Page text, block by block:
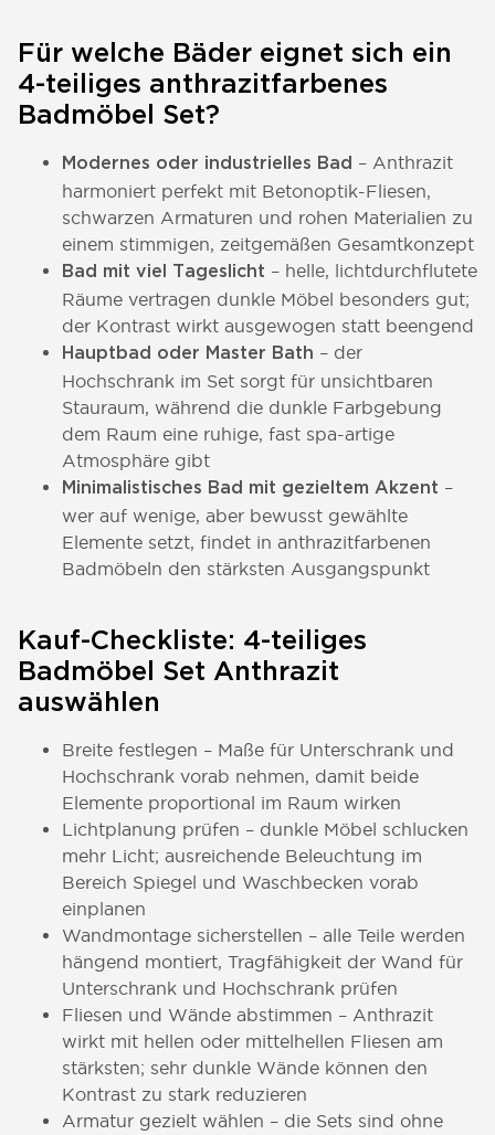
Für welche Bäder eignet sich ein
4-teiliges anthrazitfarbenes
Badmöbel Set?
Modernes oder industrielles Bad – Anthrazit
harmoniert perfekt mit Betonoptik-Fliesen,
schwarzen Armaturen und rohen Materialien zu
einem stimmigen, zeitgemäßen Gesamtkonzept
Bad mit viel Tageslicht – helle, lichtdurchflutete
Räume vertragen dunkle Möbel besonders gut;
der Kontrast wirkt ausgewogen statt beengend
Hauptbad oder Master Bath – der
Hochschrank im Set sorgt für unsichtbaren
Stauraum, während die dunkle Farbgebung
dem Raum eine ruhige, fast spa-artige
Atmosphäre gibt
Minimalistisches Bad mit gezieltem Akzent –
wer auf wenige, aber bewusst gewählte
Elemente setzt, findet in anthrazitfarbenen
Badmöbeln den stärksten Ausgangspunkt
Kauf-Checkliste: 4-teiliges
Badmöbel Set Anthrazit
auswählen
Breite festlegen – Maße für Unterschrank und
Hochschrank vorab nehmen, damit beide
Elemente proportional im Raum wirken
Lichtplanung prüfen – dunkle Möbel schlucken
mehr Licht; ausreichende Beleuchtung im
Bereich Spiegel und Waschbecken vorab
einplanen
Wandmontage sicherstellen – alle Teile werden
hängend montiert, Tragfähigkeit der Wand für
Unterschrank und Hochschrank prüfen
Fliesen und Wände abstimmen – Anthrazit
wirkt mit hellen oder mittelhellen Fliesen am
stärksten; sehr dunkle Wände können den
Kontrast zu stark reduzieren
Armatur gezielt wählen – die Sets sind ohne